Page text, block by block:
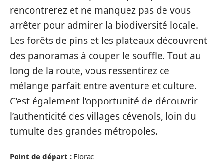
rencontrerez et ne manquez pas de vous
arrêter pour admirer la biodiversité locale.
Les forêts de pins et les plateaux découvrent
des panoramas à couper le souffle. Tout au
long de la route, vous ressentirez ce
mélange parfait entre aventure et culture.
C’est également l’opportunité de découvrir
l’authenticité des villages cévenols, loin du
tumulte des grandes métropoles.
Point de départ : Florac